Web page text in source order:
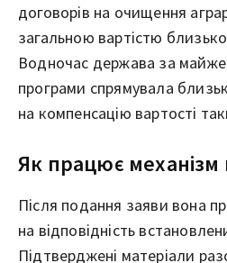
договорів на очищення
загальною вартістю
Водночас держава за майже
програми спрямувала
на компенсацію вартості
Як працює механізм
Після подання заяви вона
на відповідність
Підтверджені матеріали